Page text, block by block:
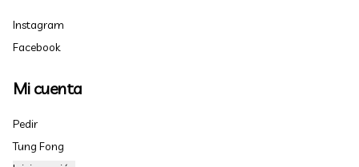
Instagram
Facebook
Mi cuenta
Pedir
Tung Fong